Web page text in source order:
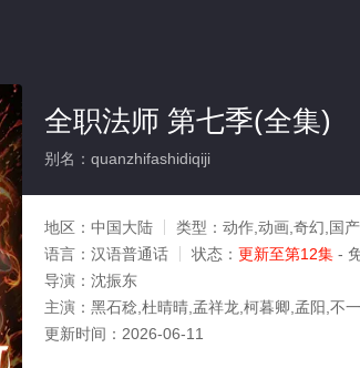
全职法师 第七季(全集)
别名：quanzhifashidiqiji
地区： 中国大陆 类型： 动作,动画,奇幻,国
语言： 汉语普通话 状态： 更新至第12集 -
导演： 沈振东
主演： 黑石稔,杜晴晴,孟祥龙,柯暮卿,孟阳,不
更新时间： 2026-06-11